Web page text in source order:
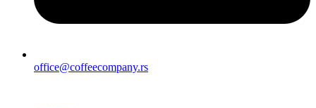
office@coffeecompany.rs